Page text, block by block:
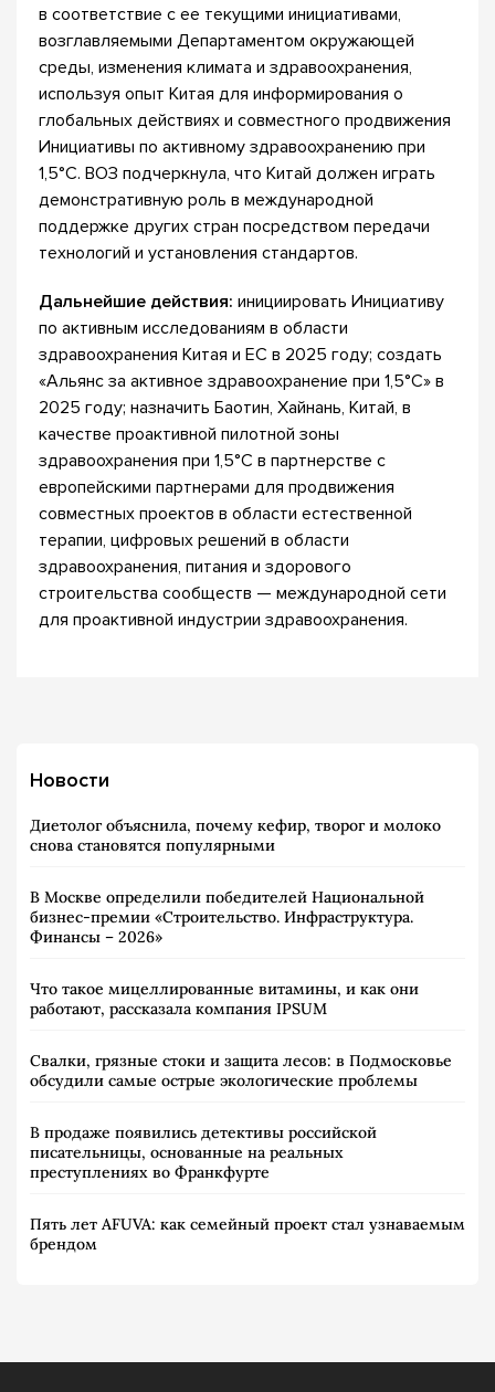
в соответствие с ее текущими инициативами,
возглавляемыми Департаментом окружающей
среды, изменения климата и здравоохранения,
используя опыт Китая для информирования о
глобальных действиях и совместного продвижения
Инициативы по активному здравоохранению при
1,5°C. ВОЗ подчеркнула, что Китай должен играть
демонстративную роль в международной
поддержке других стран посредством передачи
технологий и установления стандартов.
Дальнейшие действия: инициировать Инициативу
по активным исследованиям в области
здравоохранения Китая и ЕС в 2025 году; создать
«Альянс за активное здравоохранение при 1,5°C» в
2025 году; назначить Баотин, Хайнань, Китай, в
качестве проактивной пилотной зоны
здравоохранения при 1,5°C в партнерстве с
европейскими партнерами для продвижения
совместных проектов в области естественной
терапии, цифровых решений в области
здравоохранения, питания и здорового
строительства сообществ — международной сети
для проактивной индустрии здравоохранения.
Новости
Диетолог объяснила, почему кефир, творог и молоко
снова становятся популярными
В Москве определили победителей Национальной
бизнес-премии «Строительство. Инфраструктура.
Финансы – 2026»
Что такое мицеллированные витамины, и как они
работают, рассказала компания IPSUM
Свалки, грязные стоки и защита лесов: в Подмосковье
обсудили самые острые экологические проблемы
В продаже появились детективы российской
писательницы, основанные на реальных
преступлениях во Франкфурте
Пять лет AFUVA: как семейный проект стал узнаваемым
брендом